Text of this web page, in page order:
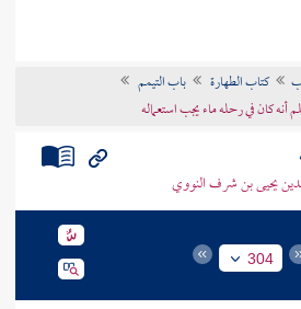
كتاب الطهارة
باب التيمم
كان في رحله ماء يجب استعماله
يحيى بن شرف النووي
304